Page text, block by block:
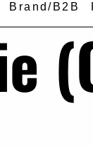
Brand/B2B